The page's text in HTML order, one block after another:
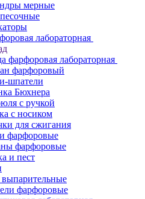
мерные
лабораторная
фарфоровая лабораторная
фарфоровый
шпатели
Бюхнера
с ручкой
с носиком
для сжигания
фарфоровые
фарфоровые
и пест
фарфоровые